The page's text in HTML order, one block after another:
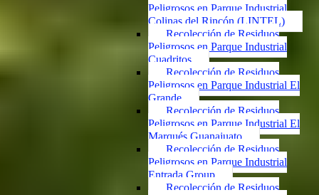
Peligrosos en Parque Industrial
Colinas del Rincón (LINTEL)
Recolección de Residuos
Peligrosos en Parque Industrial
Cuadritos
Recolección de Residuos
Peligrosos en Parque Industrial El
Grande
Recolección de Residuos
Peligrosos en Parque Industrial El
Marqués Guanajuato
Recolección de Residuos
Peligrosos en Parque Industrial
Entrada Group
Recolección de Residuos